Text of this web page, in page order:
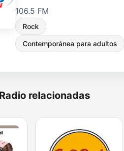
106.5 FM
Rock
Contemporánea para adultos
relacionadas